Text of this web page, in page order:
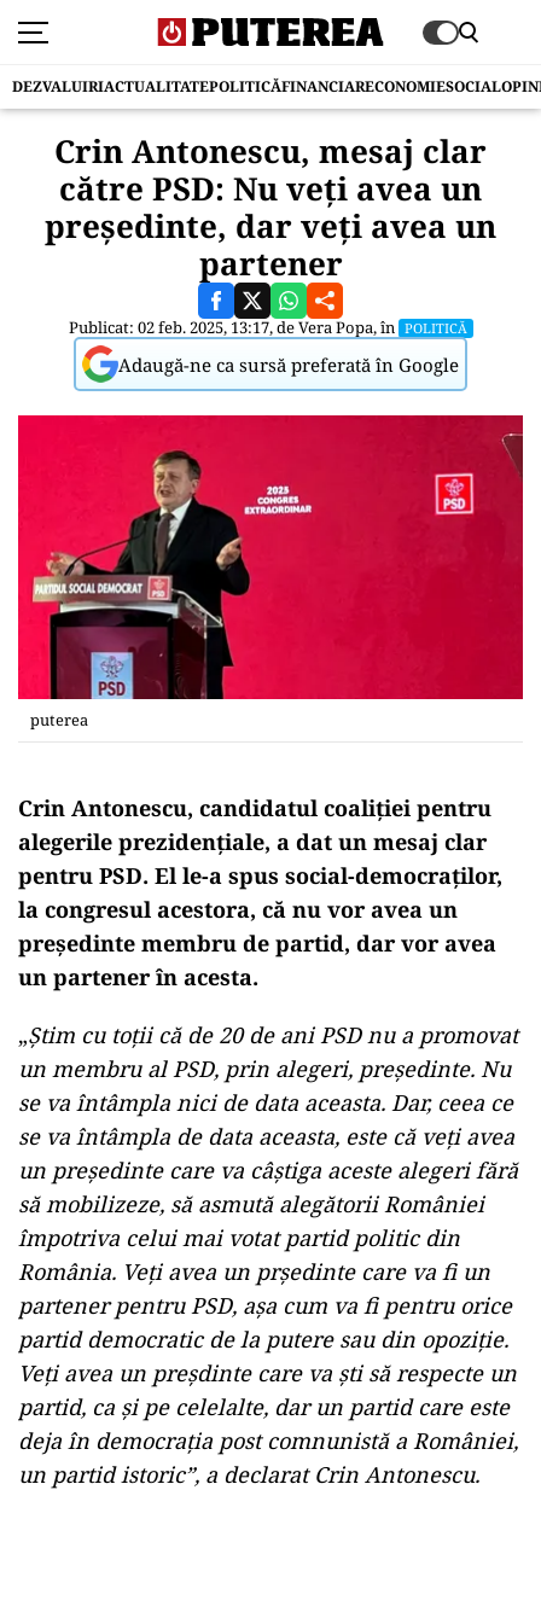
DEZVALUIRIACTUALITATEPOLITICĂFINANCIARECONOMIESOCIAL
Crin Antonescu, mesaj clar
către PSD: Nu veți avea un
președinte, dar veți avea un
partener
Publicat: 02 feb. 2025, 13:17, deVera Popa, în POLITICĂ
Adaugă-ne ca sursă preferată în Google
puterea
Crin Antonescu, candidatul coaliției pentru
alegerile prezidențiale, a dat un mesaj clar
pentru PSD. El le-a spus social-democraților,
la congresul acestora, că nu vor avea un
președinte membru de partid, dar vor avea
un partener în acesta.
„Știm cu toții că de 20 de ani PSD nu a promovat
un membru al PSD, prin alegeri, președinte. Nu
se va întâmpla nici de data aceasta. Dar, ceea ce
se va întâmpla de data aceasta, este că veți avea
un președinte care va câștiga aceste alegeri fără
să mobilizeze, să asmută alegătorii României
împotriva celui mai votat partid politic din
România. Veți avea un prședinte care va fi un
partener pentru PSD, așa cum va fi pentru orice
partid democratic de la putere sau din opoziție.
Veți avea un preșdinte care va ști să respecte un
partid, ca și pe celelalte, dar un partid care este
deja în democrația post comnunistă a României,
un partid istoric”, a declarat Crin Antonescu.